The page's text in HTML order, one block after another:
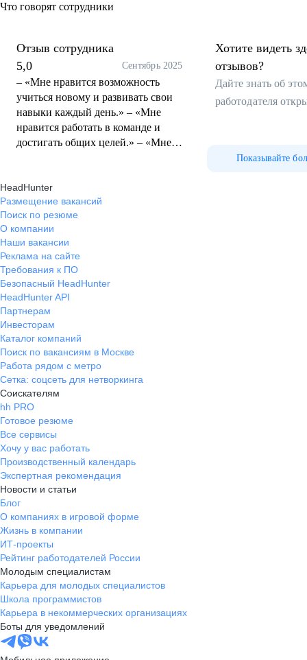
Что говорят сотрудники
Отзыв сотрудника
5,0
Сентябрь 2025
– «Мне нравится возможность
учиться новому и развивать свои
навыки каждый день.» – «Мне
нравится работать в команде и
достигать общих целей.» – «Мне
усилий.»
Хотите видеть
отзывов?
Дайте знать об
работодателя
Показывайте
HeadHunter
Размещение вакансий
Поиск по резюме
О компании
Наши вакансии
Реклама на сайте
Требования к ПО
Безопасный HeadHunter
HeadHunter API
Партнерам
Инвесторам
Каталог компаний
Поиск по вакансиям в Москве
Работа рядом с метро
Сетка: соцсеть для нетворкинга
Соискателям
hh PRO
Готовое резюме
Все сервисы
Хочу у вас работать
Производственный календарь
Экспертная рекомендация
Новости и статьи
Блог
О компаниях в игровой форме
Жизнь в компании
ИТ-проекты
Рейтинг работодателей России
Молодым специалистам
Карьера для молодых специалистов
Школа программистов
Карьера в некоммерческих организациях
Боты для уведомлений